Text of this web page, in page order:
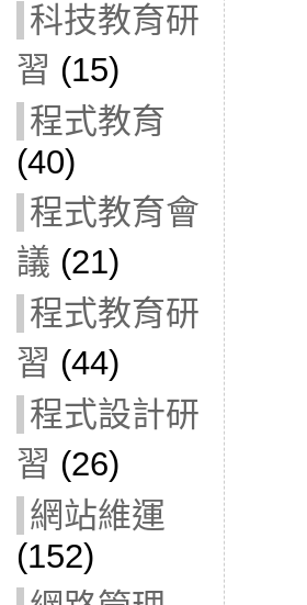
科技教育研
習 (15)
程式教育
(40)
程式教育會
議 (21)
程式教育研
習 (44)
程式設計研
習 (26)
網站維運
(152)